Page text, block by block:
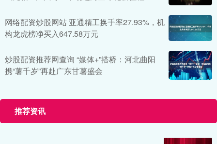
网络配资炒股网站 亚通精工换手率27.93%，机
构龙虎榜净买入647.58万元
炒股配资推荐网查询 “媒体+”搭桥：河北曲阳
携“薯千岁”再赴广东甘薯盛会
推荐资讯